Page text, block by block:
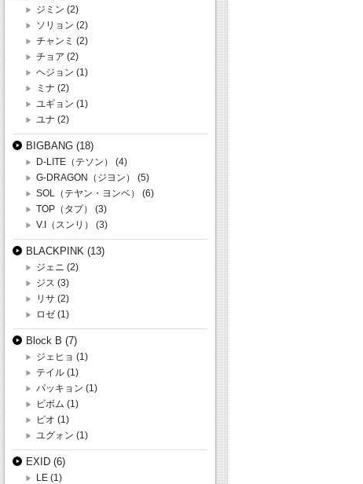
ジミン (2)
ソリョン (2)
チャンミ (2)
チョア (2)
ヘジョン (1)
ミナ (2)
ユギョン (1)
ユナ (2)
BIGBANG (18)
D-LITE（テソン）
(4)
G-DRAGON（ジヨン）
(5)
SOL（テヤン・ヨンベ）
(6)
TOP（タプ）
(3)
V.I（スンリ）
(3)
BLACKPINK (13)
ジェニ (2)
ジス (3)
リサ (2)
ロゼ (1)
Block B (7)
ジェヒョ (1)
テイル (1)
パッキョン (1)
ビボム (1)
ピオ (1)
ユグォン (1)
EXID (6)
LE (1)